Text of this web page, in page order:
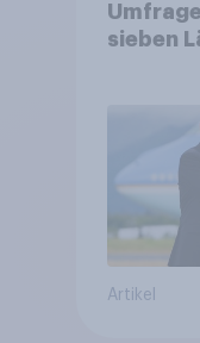
sieben
Artikel